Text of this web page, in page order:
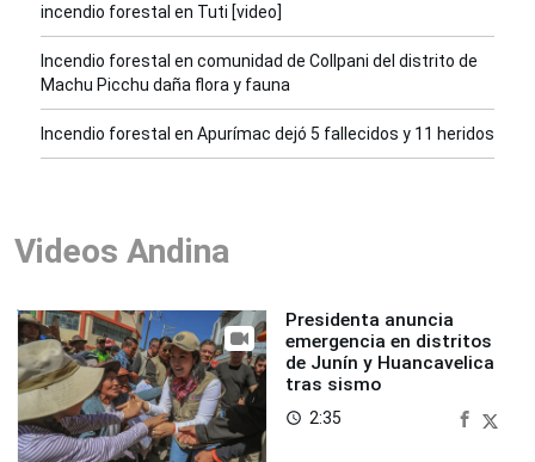
incendio forestal en Tuti [video]
Incendio forestal en comunidad de Collpani del distrito de
Machu Picchu daña flora y fauna
Incendio forestal en Apurímac dejó 5 fallecidos y 11 heridos
Videos Andina
Presidenta anuncia
emergencia en distritos
de Junín y Huancavelica
tras sismo
access_time 2:35